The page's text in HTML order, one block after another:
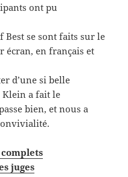
ont pu
Best se sont faits sur le
écran, en français et
d’une si belle
Klein a fait le
bien, et nous a
juges